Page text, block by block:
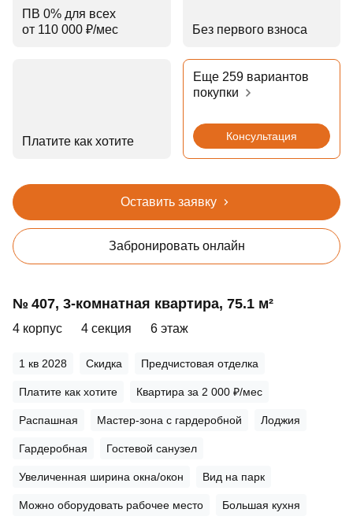
ПВ 0% для всех
от 110 000 ₽⁠/⁠мес
Без первого взноса
Платите как хотите
Еще 259 вариантов
покупки
Консультация
Оставить заявку
Забронировать онлайн
№ 407, 3‑комнатная квартира, 75.1 м²
4 корпус 4 секция 6 этаж
1 кв 2028 Скидка Предчистовая отделка
Платите как хотите Квартира за 2 000 ₽/мес
Распашная Мастер-зона с гардеробной Лоджия
Гардеробная Гостевой санузел
Увеличенная ширина окна/окон Вид на парк
Можно оборудовать рабочее место Большая кухня